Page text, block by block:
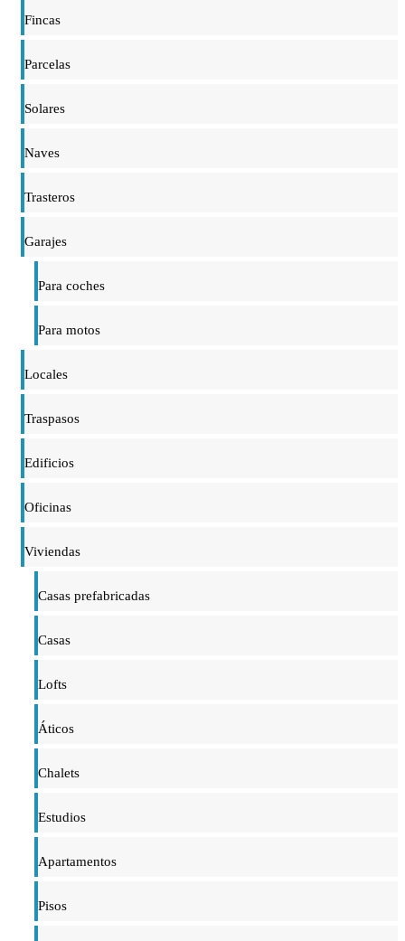
Fincas
Parcelas
Solares
Naves
Trasteros
Garajes
Para coches
Para motos
Locales
Traspasos
Edificios
Oficinas
Viviendas
Casas prefabricadas
Casas
Lofts
Áticos
Chalets
Estudios
Apartamentos
Pisos